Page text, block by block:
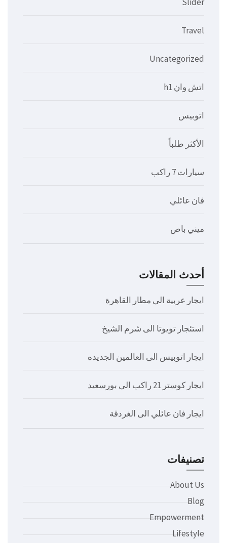
Travel
Uncategorized
اتش وان h1
اتوبيس
الأكثر طلباً
سيارات 7 راكب
فان عائلي
ميني باص
أحدث المقالات
ايجار عربية الى مطار القاهرة
استئجار تويوتا الى شرم الشيخ
ايجار اتوبيس الى العالمين الجديده
ايجار كوستر 21 راكب الى بورسعيد
ايجار فان عائلي الى الغردقة
تصنيفات
About Us
Blog
Empowerment
Lifestyle